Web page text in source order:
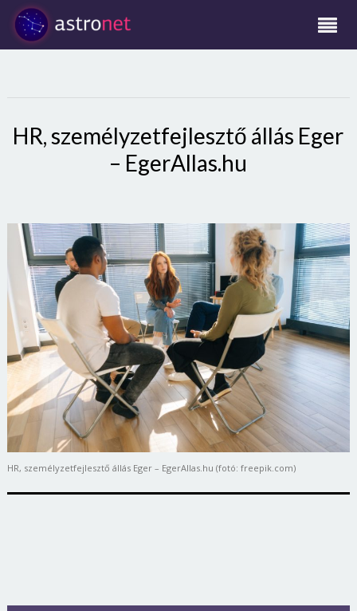
HR, személyzetfejlesztő állás Eger
– EgerAllas.hu
HR, személyzetfejlesztő állás Eger – EgerAllas.hu (fotó: freepik.com)